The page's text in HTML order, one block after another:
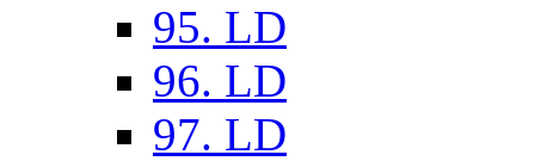
95. LD
96. LD
97. LD